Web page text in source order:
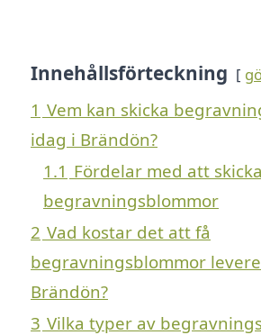
Innehållsförteckning
1 Vem kan skicka
idag i Brändön?
1.1 Fördelar med att skicka
begravningsblommor
2 Vad kostar det att få
begravningsblommor
Brändön?
3 Vilka typer av